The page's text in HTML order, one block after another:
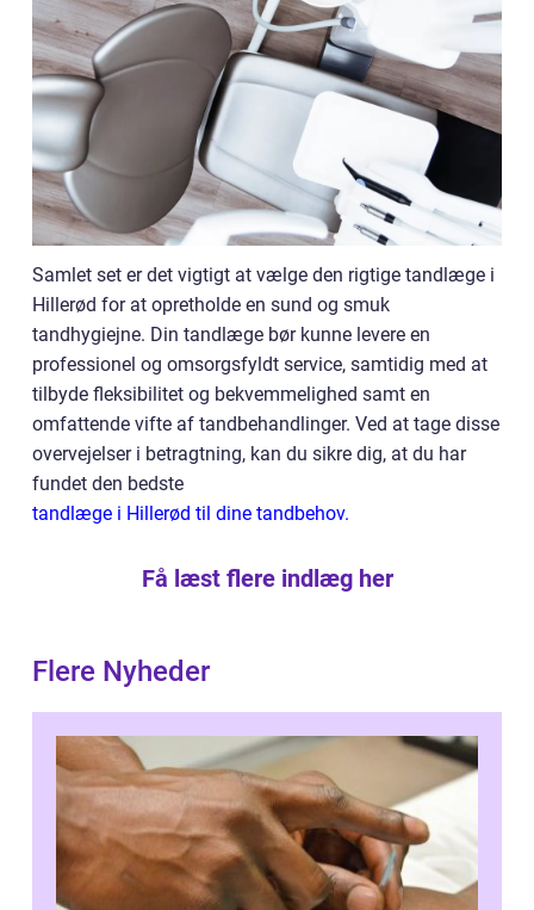
Samlet set er det vigtigt at vælge den rigtige tandlæge i
Hillerød for at opretholde en sund og smuk
tandhygiejne. Din tandlæge bør kunne levere en
professionel og omsorgsfyldt service, samtidig med at
tilbyde fleksibilitet og bekvemmelighed samt en
omfattende vifte af tandbehandlinger. Ved at tage disse
overvejelser i betragtning, kan du sikre dig, at du har
fundet den bedste
tandlæge i Hillerød til dine tandbehov.
Få læst flere indlæg her
Flere Nyheder